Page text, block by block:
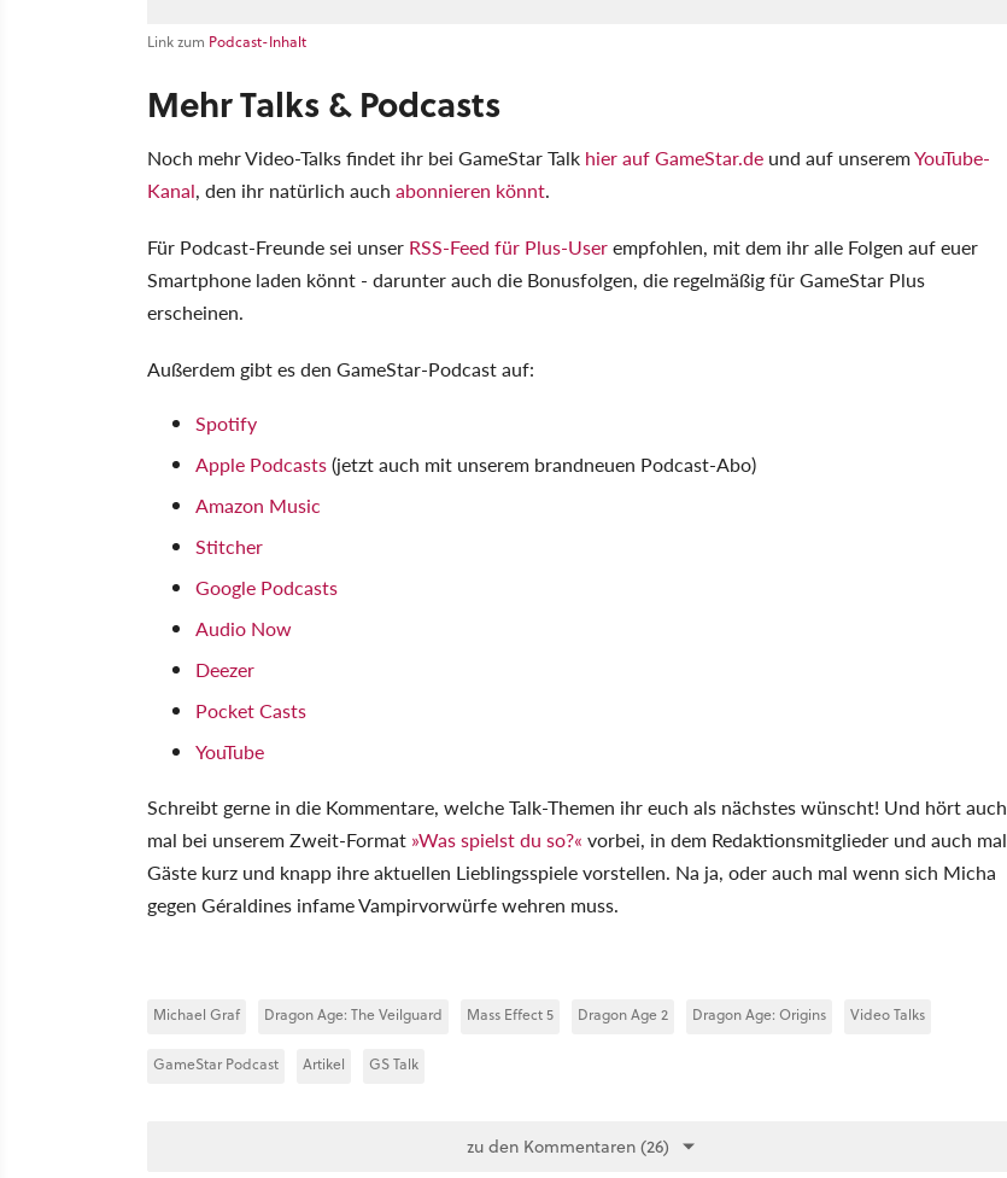
Link zum Podcast-Inhalt
Mehr Talks & Podcasts
Noch mehr Video-Talks findet ihr bei GameStar Talk hier auf GameStar.de und auf unseremYouTube-
Kanal, den ihr natürlich auch abonnieren könnt.
Für Podcast-Freunde sei unser RSS-Feed für Plus-Userempfohlen, mit dem ihr alle Folgen auf euer
Smartphone laden könnt - darunter auch die Bonusfolgen, die regelmäßig für GameStar Plus
erscheinen.
Außerdem gibt es den GameStar-Podcast auf:
Spotify
Apple Podcasts(jetzt auch mit unserem brandneuen Podcast-Abo)
Amazon Music
Stitcher
Google Podcasts
Audio Now
Deezer
Pocket Casts
YouTube
Schreibt gerne in die Kommentare, welche Talk-Themen ihr euch als nächstes wünscht! Und hört auch
mal bei unserem Zweit-Format »Was spielst du so?« vorbei, in dem Redaktionsmitglieder und auch mal
Gäste kurz und knapp ihre aktuellen Lieblingsspiele vorstellen. Na ja, oder auch mal wenn sich Micha
gegen Géraldines infame Vampirvorwürfe wehren muss.
Michael Graf Dragon Age: The Veilguard Mass Effect 5 Dragon Age 2 Dragon Age: Origins Video Talks
GameStar Podcast Artikel GS Talk
zu den Kommentaren (26)